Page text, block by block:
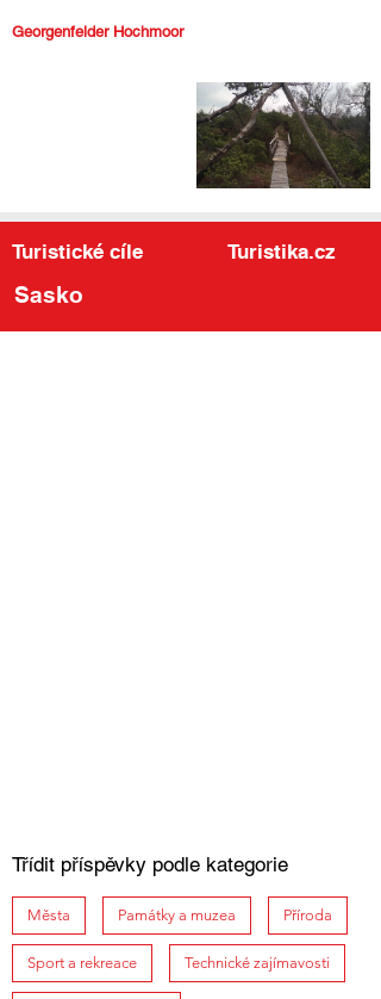
Georgenfelder Hochmoor
Turistické cíle Turistika.cz
Sasko
Třídit příspěvky podle kategorie
Města Památky a muzea Příroda
Sport a rekreace Technické zajímavosti